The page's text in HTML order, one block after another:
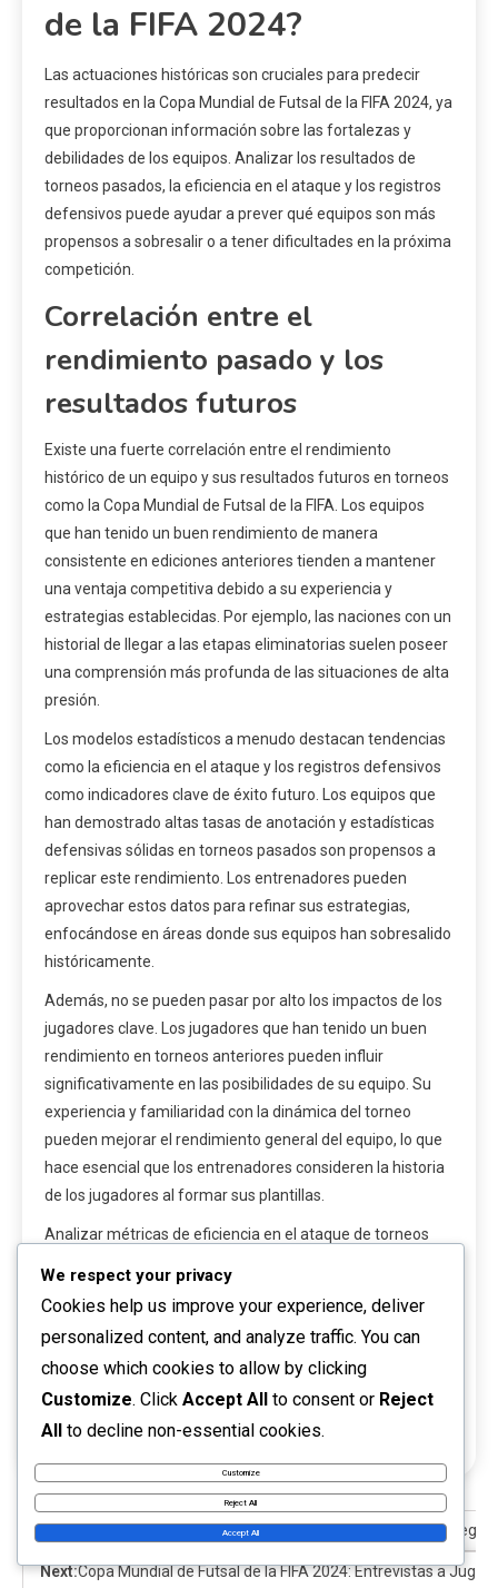
de la FIFA 2024?
Las actuaciones históricas son cruciales para predecir
resultados en la Copa Mundial de Futsal de la FIFA 2024, ya
que proporcionan información sobre las fortalezas y
debilidades de los equipos. Analizar los resultados de
torneos pasados, la eficiencia en el ataque y los registros
defensivos puede ayudar a prever qué equipos son más
propensos a sobresalir o a tener dificultades en la próxima
competición.
Correlación entre el
rendimiento pasado y los
resultados futuros
Existe una fuerte correlación entre el rendimiento
histórico de un equipo y sus resultados futuros en torneos
como la Copa Mundial de Futsal de la FIFA. Los equipos
que han tenido un buen rendimiento de manera
consistente en ediciones anteriores tienden a mantener
una ventaja competitiva debido a su experiencia y
estrategias establecidas. Por ejemplo, las naciones con un
historial de llegar a las etapas eliminatorias suelen poseer
una comprensión más profunda de las situaciones de alta
presión.
Los modelos estadísticos a menudo destacan tendencias
como la eficiencia en el ataque y los registros defensivos
como indicadores clave de éxito futuro. Los equipos que
han demostrado altas tasas de anotación y estadísticas
defensivas sólidas en torneos pasados son propensos a
replicar este rendimiento. Los entrenadores pueden
aprovechar estos datos para refinar sus estrategias,
enfocándose en áreas donde sus equipos han sobresalido
históricamente.
Además, no se pueden pasar por alto los impactos de los
jugadores clave. Los jugadores que han tenido un buen
rendimiento en torneos anteriores pueden influir
significativamente en las posibilidades de su equipo. Su
experiencia y familiaridad con la dinámica del torneo
pueden mejorar el rendimiento general del equipo, lo que
hace esencial que los entrenadores consideren la historia
de los jugadores al formar sus plantillas.
Analizar métricas de eficiencia en el ataque de torneos
Evaluar registros defensivos para identificar fortalezas y
debilidades.
Considerar el impactode jugadoresclave en función de
sus actuaciones históricas.
Utilizar modelos predictivos que tengan en cuenta
resultados pasados para informar estrategias.
Previous:Copa Mundial de Futsal de la FIFA 2024: Flujo del
Next:Copa Mundial de Futsal de la FIFA 2024: Entrevistas a
We respect your privacy
Cookies help us improve your experience, deliver
personalized content, and analyze traffic. You can
choose which cookies to allow by clicking
Customize. Click Accept All to consent or Reject
All to decline non-essential cookies.
Customize
Reject All
Accept All